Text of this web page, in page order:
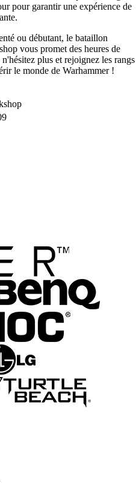
pour garantir une expérience de
ou débutant, le bataillon
vous promet des heures de
plus et rejoignez les rangs
le monde de Warhammer !